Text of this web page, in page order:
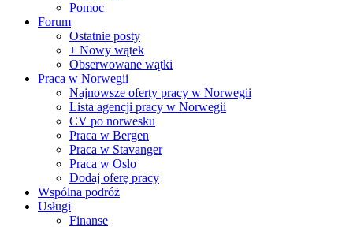
Pomoc
Forum
Ostatnie posty
+ Nowy wątek
Obserwowane wątki
Praca w Norwegii
Najnowsze oferty pracy w Norwegii
Lista agencji pracy w Norwegii
CV po norwesku
Praca w Bergen
Praca w Stavanger
Praca w Oslo
Dodaj oferę pracy
Wspólna podróż
Usługi
Finanse